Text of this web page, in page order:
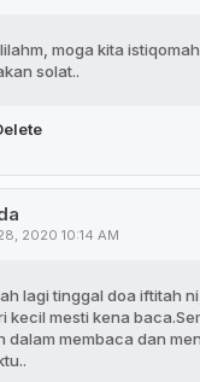
moga kita
solat..
2020 10:14 AM
lagi tinggal doa iftitah
kecil mesti kena
dalam membaca dan